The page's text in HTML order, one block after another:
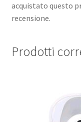
acquistato questo
recensione.
Prodotti